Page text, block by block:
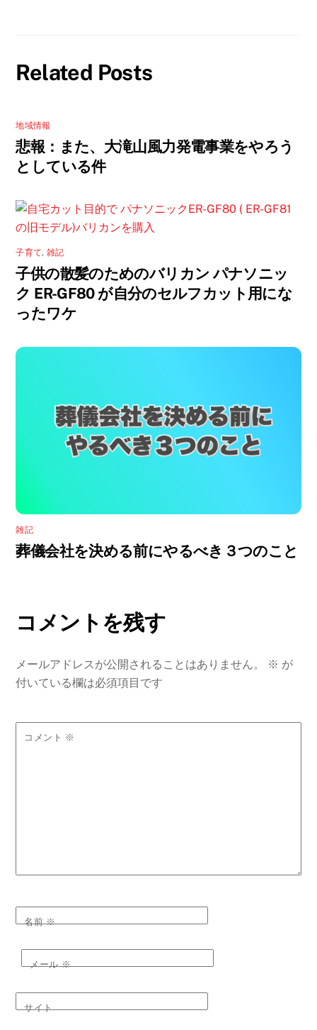
Related Posts
地域情報
悲報：また、大滝山風力発電事業をやろう
としている件
子育て, 雑記
子供の散髪のためのバリカン パナソニッ
ク ER-GF80 が自分のセルフカット用にな
ったワケ
雑記
葬儀会社を決める前にやるべき３つのこと
コメントを残す
メールアドレスが公開されることはありません。 ※ が
付いている欄は必須項目です
コメント ※
名前※
メール※
サイト